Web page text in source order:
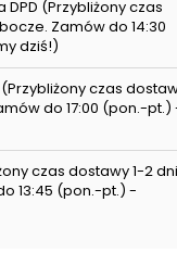
DPD (Przybliżony czas
Zamów do 14:30
dziś!)
czas
do 17:00 (pon.-pt.)
czas dostawy 1-2 dni
13:45 (pon.-pt.) -